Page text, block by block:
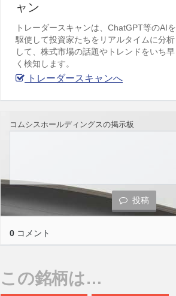
ャン
トレーダースキャンは、ChatGPT等のAIを
駆使して投資家たちをリアルタイムに分析
して、株式市場の話題やトレンドをいち早
く検知します。
トレーダースキャンへ
コムシスホールディングスの掲示板
投稿
0 コメント
この銘柄は…